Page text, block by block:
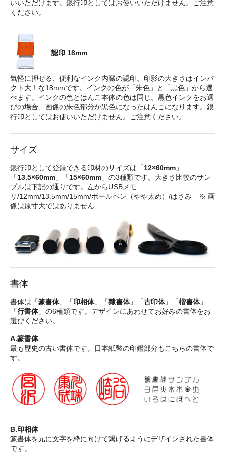
いいただけます。銀行印としてはお使いいただけません。ご注意
ください。
認印 18mm
気軽に押せる、便利なインク内臓の認印。印影の大きさはインパ
クト大！な18mmです。インクの色が「朱色」と「黒色」から選
べます。インクの色とはんこ本体の色は同じ。黒色インクをお選
びの場合、画像の朱色部分が黒色になったはんこになります。銀
行印としてはお使いいただけません。ご注意ください。
サイズ
銀行印として登録できる印材のサイズは「12×60mm 」
「13.5×60mm 」「15×60mm 」の3種類です。大きさ比較のサン
プルは下記の通りです。左からUSBメモ
リ/12mm/13.5mm/15mm/ボールペン（やや太め）/はさみ ※ 画
像は原寸大ではありません
書体
書体は「篆書体」「印相体」「隷書体」「古印体」「楷書体」
「行書体」の6種類です。デザインにあわせてお好みの書体をお
選びください。
A.篆書体
最も歴史の古い書体です。日本紙幣の印鑑部分もこちらの書体で
す。
B.印相体
篆書体を元に文字を枠に向けて繋げるようにデザインされた書体
です。